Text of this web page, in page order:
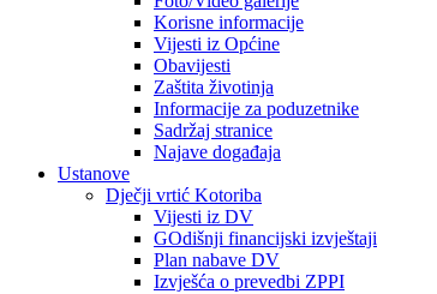
Korisne informacije
Vijesti iz Općine
Obavijesti
Zaštita životinja
Informacije za poduzetnike
Sadržaj stranice
Najave događaja
Ustanove
Dječji vrtić Kotoriba
Vijesti iz DV
GOdišnji financijski izvještaji
Plan nabave DV
Izvješća o prevedbi ZPPI